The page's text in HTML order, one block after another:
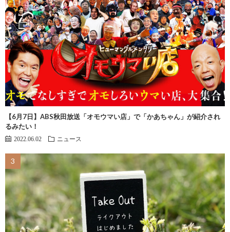
【6月7日】ABS秋田放送「オモウマい店」で「かあちゃん」が紹介され
るみたい！
2022.06.02 ニュース